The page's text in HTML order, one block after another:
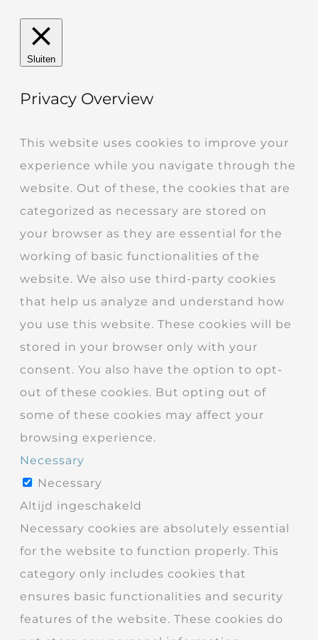
Sluiten
Privacy Overview
This website uses cookies to improve your
experience while you navigate through the
website. Out of these, the cookies that are
categorized as necessary are stored on
your browser as they are essential for the
working of basic functionalities of the
website. We also use third-party cookies
that help us analyze and understand how
you use this website. These cookies will be
stored in your browser only with your
consent. You also have the option to opt-
out of these cookies. But opting out of
some of these cookies may affect your
browsing experience.
Necessary
Necessary
Altijd ingeschakeld
Necessary cookies are absolutely essential
for the website to function properly. This
category only includes cookies that
ensures basic functionalities and security
features of the website. These cookies do